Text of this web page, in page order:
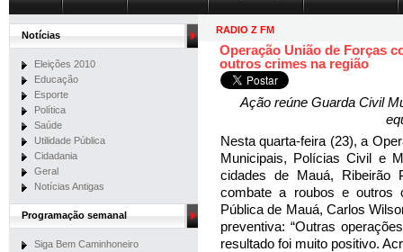
Notícias
Eleições 2010
Educação
Esporte
Política
Saúde
Utilidade Pública
Cidadania
Geral
Notícias Antigas
Programação semanal
Siga Bem Caminhoneiro
RADIO Z FM
Operação União de Forças
outros crimes na região
Ação reúne Guarda Civil
Nesta quarta-feira (23), a
Municipais, Polícias Civil e
cidades de Mauá,
combate a roubos e outros
Pública de Mauá, Carlos
preventiva: “Outras
resultado foi muito positivo.